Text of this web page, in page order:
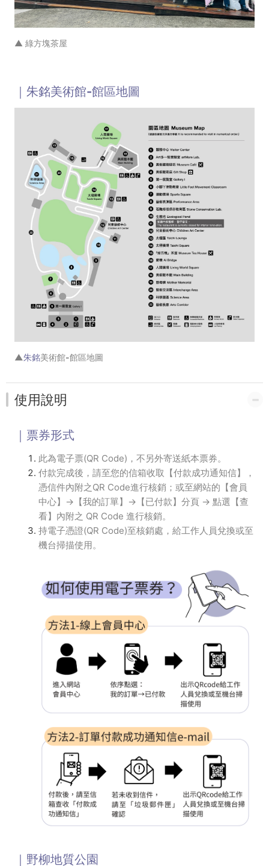
▲ 綠方塊茶屋
｜朱銘美術館-館區地圖
▲朱銘美術館-館區地圖
使用說明
｜票券形式
此為電子票(QR Code)，不另外寄送紙本票券。
付款完成後，請至您的信箱收取【付款成功通知信】，
憑信件內附之QR Code進行核銷；或至網站的【會員
中心】→【我的訂單】→【已付款】分頁 → 點選【查
看】內附之 QR Code 進行核銷。
持電子憑證(QR Code)至核銷處，給工作人員兌換或至
機台掃描使用。
｜野柳地質公園